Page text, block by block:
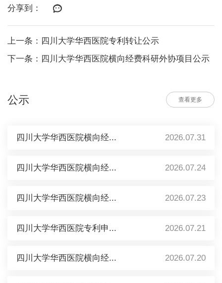
分享到：
上一条：四川大学华西医院专利转让公示
下一条：四川大学华西医院横向经费科研外协项目公示
公示 查看更多
四川大学华西医院横向经... 2026.07.31
四川大学华西医院横向经... 2026.07.24
四川大学华西医院横向经... 2026.07.23
四川大学华西医院专利申... 2026.07.21
四川大学华西医院横向经... 2026.07.20